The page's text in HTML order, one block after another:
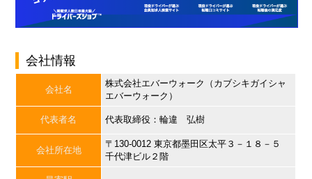
会社情報
会社名
株式会社エバーウォーク（カブシキガイシャ
エバーウォーク）
代表者名 代表取締役：輪違 弘樹
会社所在地
〒130-0012 東京都墨田区太平３－１８－５
千代津ビル２階